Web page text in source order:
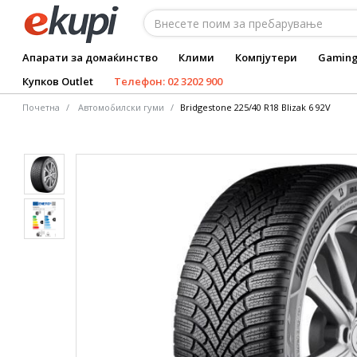
Апарати за домаќинство Клими Компјутери
Купков Outlet
Телефон: 02 3202 900
Почетна Автомобилски гуми Bridgestone 225/40 R18 Blizak 6 92V